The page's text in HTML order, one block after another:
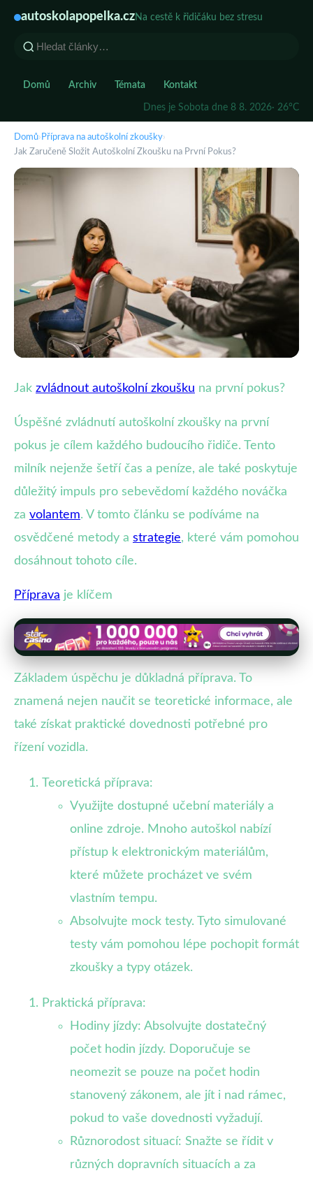
autoskolapopelka.czNa cestě k řidičáku bez stresu
Domů Archiv Témata Kontakt
Dnes je Sobota dne 8 8. 2026· 26°C
Domů› Příprava na autoškolní zkoušky›
Jak Zaručeně Složit Autoškolní Zkoušku na První Pokus?
Zkoušku na První Pokus?
8. 11. 2025· 4 min čtení · Autor: Jan Štěpánek
Jak zvládnout autoškolní zkoušku na první pokus?
Úspěšné zvládnutí autoškolní zkoušky na první
pokus je cílem každého budoucího řidiče. Tento
milník nejenže šetří čas a peníze, ale také poskytuje
důležitý impuls pro sebevědomí každého nováčka
za volantem. V tomto článku se podíváme na
osvědčené metody a strategie, které vám pomohou
dosáhnout tohoto cíle.
Příprava je klíčem
Základem úspěchu je důkladná příprava. To
znamená nejen naučit se teoretické informace, ale
také získat praktické dovednosti potřebné pro
řízení vozidla.
Teoretická příprava:
Využijte dostupné učební materiály a
online zdroje. Mnoho autoškol nabízí
přístup k elektronickým materiálům,
které můžete procházet ve svém
vlastním tempu.
Absolvujte mock testy. Tyto simulované
testy vám pomohou lépe pochopit formát
zkoušky a typy otázek.
Praktická příprava:
Hodiny jízdy: Absolvujte dostatečný
počet hodin jízdy. Doporučuje se
neomezit se pouze na počet hodin
stanovený zákonem, ale jít i nad rámec,
pokud to vaše dovednosti vyžadují.
Různorodost situací: Snažte se řídit v
různých dopravních situacích a za